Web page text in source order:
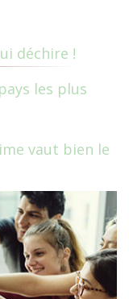
déchire !
les plus
vaut bien le